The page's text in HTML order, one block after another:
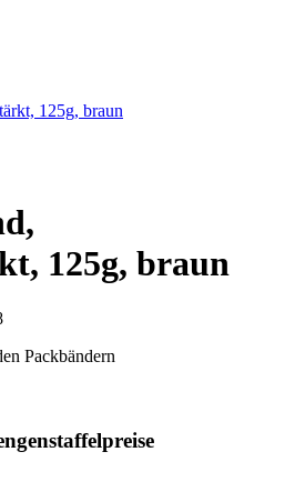
125g, braun
Packbändern